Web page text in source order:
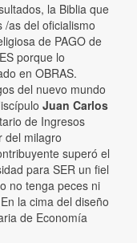
la Biblia que
/as del oficialismo
de PAGO de
porque lo
en OBRAS.
del nuevo mundo
Juan Carlos
de Ingresos
del milagro
superó el
para SER un fiel
no tenga peces ni
la cima del diseño
de Economía